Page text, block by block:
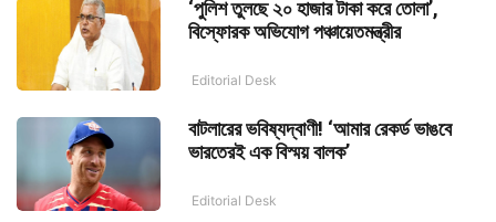
‘পুলিশ তুলছে ২০ হাজার টাকা করে তোলা’,
বিস্ফোরক অভিযোগ পঞ্চায়েতমন্ত্রীর
Editorial Desk
বাটলারের ভবিষ্যদ্বাণী! ‘আমার রেকর্ড ভাঙবে
ভারতেরই এক বিস্ময় বালক’
Editorial Desk